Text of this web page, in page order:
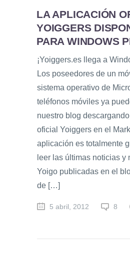
LA APLICACIÓN
YOIGGERS
PARA WINDOWS
¡Yoiggers.es llega a
Los poseedores de un
sistema operativo de
teléfonos móviles ya
nuestro blog
oficial Yoiggers en el
aplicación es totalmente
leer las últimas noticias y
Yoigo publicadas en el
de […]
5 abril, 2012 8